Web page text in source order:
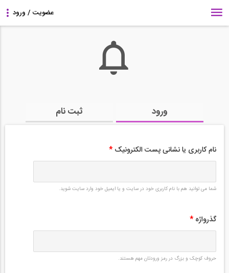
ورود ثبت نام
نام کاربری یا نشانی پست الکترونیک *
شما می توانید هم با نام کاربری خود در سایت و یا ایمیل خود وارد سایت شوید.
گذرواژه *
حروف کوچک و بزرگ در رمز ورودتان مهم هستند.